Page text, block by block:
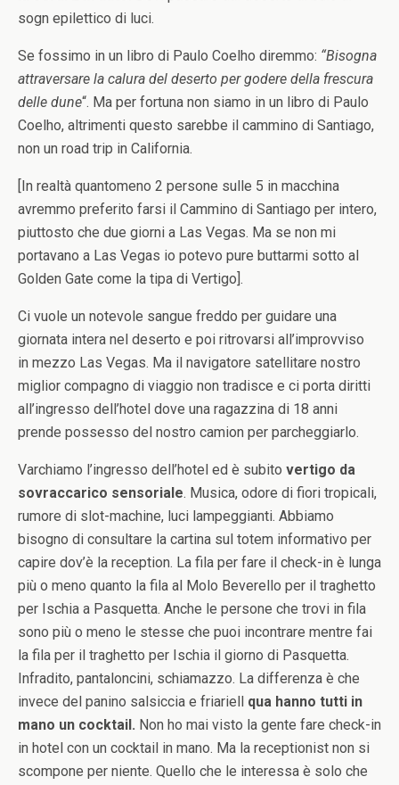
sogn epilettico di luci.
Se fossimo in un libro di Paulo Coelho diremmo: “Bisogna
attraversare la calura del deserto per godere della frescura
delle dune“. Ma per fortuna non siamo in un libro di Paulo
Coelho, altrimenti questo sarebbe il cammino di Santiago,
non un road trip in California.
[In realtà quantomeno 2 persone sulle 5 in macchina
avremmo preferito farsi il Cammino di Santiago per intero,
piuttosto che due giorni a Las Vegas. Ma se non mi
portavano a Las Vegas io potevo pure buttarmi sotto al
Golden Gate come la tipa di Vertigo].
Ci vuole un notevole sangue freddo per guidare una
giornata intera nel deserto e poi ritrovarsi all’improvviso
in mezzo Las Vegas. Ma il navigatore satellitare nostro
miglior compagno di viaggio non tradisce e ci porta diritti
all’ingresso dell’hotel dove una ragazzina di 18 anni
prende possesso del nostro camion per parcheggiarlo.
Varchiamo l’ingresso dell’hotel ed è subito vertigo da
sovraccarico sensoriale. Musica, odore di fiori tropicali,
rumore di slot-machine, luci lampeggianti. Abbiamo
bisogno di consultare la cartina sul totem informativo per
capire dov’è la reception. La fila per fare il check-in è lunga
più o meno quanto la fila al Molo Beverello per il traghetto
per Ischia a Pasquetta. Anche le persone che trovi in fila
sono più o meno le stesse che puoi incontrare mentre fai
la fila per il traghetto per Ischia il giorno di Pasquetta.
Infradito, pantaloncini, schiamazzo. La differenza è che
invece del panino salsiccia e friariell qua hanno tutti in
mano un cocktail. Non ho mai visto la gente fare check-in
in hotel con un cocktail in mano. Ma la receptionist non si
scompone per niente. Quello che le interessa è solo che